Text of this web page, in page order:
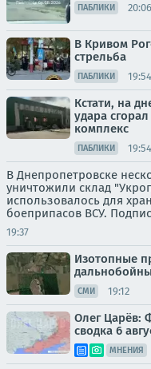
ПАБЛИКИ 20:06
В Кривом
стрельба
ПАБЛИКИ 19:54
Кстати, на
удара
комплекс
ПАБЛИКИ 19:54
В Днепропетровске
уничтожили склад
использовалось для
боеприпасов ВСУ.
19:37
Изотопные
СМИ 19:12
Олег Царёв:
сводка 6
МНЕНИЯ